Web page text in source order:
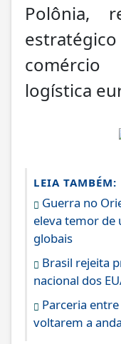
Polônia,
logística
LEIA TAMBÉM:
Guerra no
eleva temor de
globais
Brasil rejeita
nacional dos
Parceria
voltarem a